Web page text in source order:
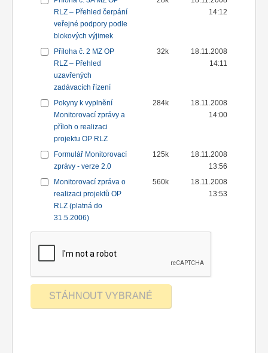
RLZ – Přehled čerpání
veřejné podpory podle
blokových výjimek
14:12
Příloha č. 2 MZ OP
RLZ – Přehled
uzavřených
zadávacích řízení
32k
18.11.2008
14:11
Pokyny k vyplnění
Monitorovací zprávy a
příloh o realizaci
projektu OP RLZ
284k
18.11.2008
14:00
Formulář Monitorovací
zprávy - verze 2.0
125k
18.11.2008
13:56
Monitorovací zpráva o
realizaci projektů OP
RLZ (platná do
31.5.2006)
560k
18.11.2008
13:53